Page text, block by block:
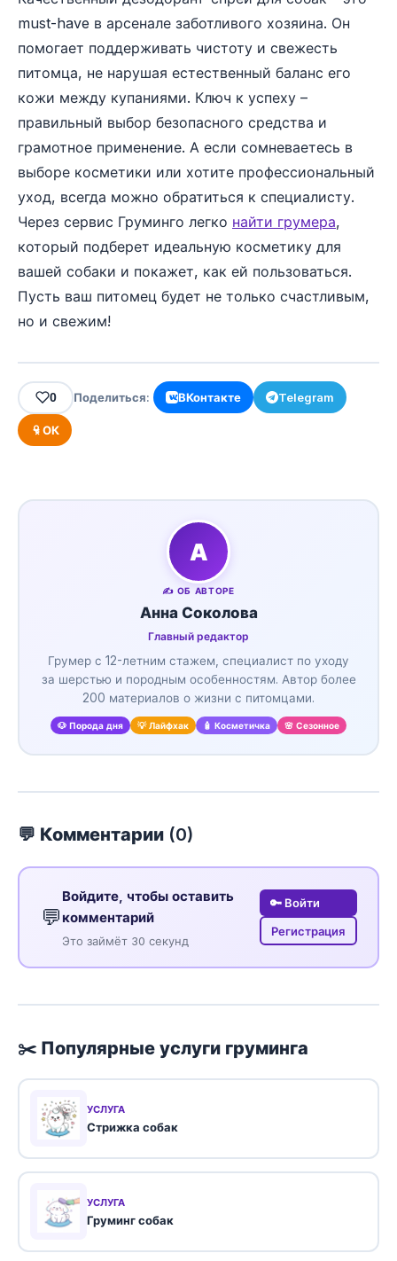
must-have в арсенале заботливого хозяина. Он
помогает поддерживать чистоту и свежесть
питомца, не нарушая естественный баланс его
кожи между купаниями. Ключ к успеху –
правильный выбор безопасного средства и
грамотное применение. А если сомневаетесь в
выборе косметики или хотите профессиональный
уход, всегда можно обратиться к специалисту.
Через сервис Груминго легко найти грумера,
который подберет идеальную косметику для
вашей собаки и покажет, как ей пользоваться.
Пусть ваш питомец будет не только счастливым,
но и свежим!
0 Поделиться: ВКонтакте Telegram
ОК
А
✍️ ОБ АВТОРЕ
Анна Соколова
Главный редактор
Грумер с 12-летним стажем, специалист по уходу
за шерстью и породным особенностям. Автор более
200 материалов о жизни с питомцами.
🐶 Порода дня 💡 Лайфхак 🧴 Косметичка 🌸 Сезонное
💬 Комментарии (0)
💬
Войдите, чтобы оставить
комментарий
Это займёт 30 секунд
🔑 Войти
Регистрация
✂️ Популярные услуги груминга
УСЛУГА
Стрижка собак
УСЛУГА
Груминг собак